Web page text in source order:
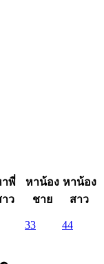
าพี่
าว
หาน้อง
ชาย
หาน้อง
สาว
33 44